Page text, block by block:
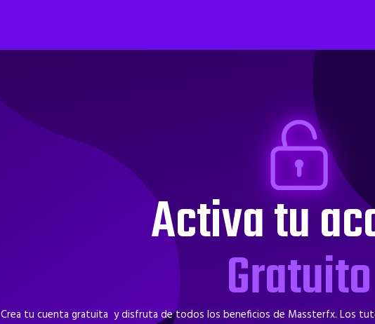
Activa tu
Gratuito
Crea tu cuenta gratuita y disfruta de todos los beneficios de Massterfx. Los